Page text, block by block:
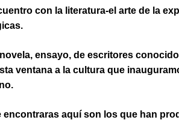
con la literatura-el arte de la
ensayo, de escritores
ventana a la cultura que
encontraras aquí son los que han